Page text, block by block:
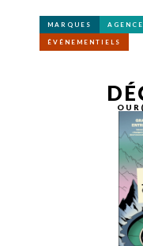
MARQUES
ÉVÉNEMENTIELS